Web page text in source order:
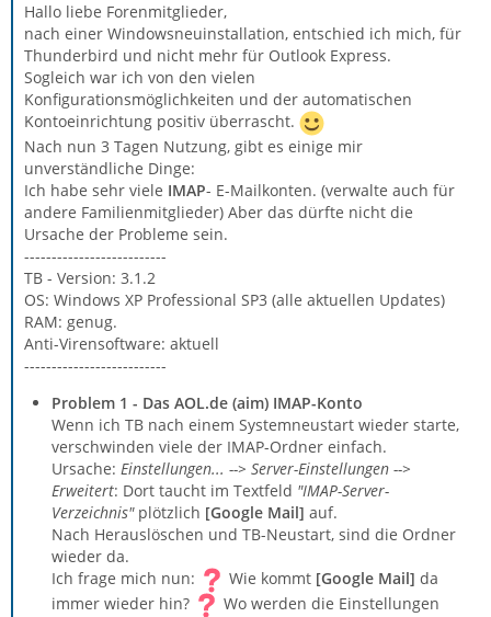
Hallo liebe Forenmitglieder,
nach einer Windowsneuinstallation, entschied ich mich, für
Thunderbird und nicht mehr für Outlook Express.
Sogleich war ich von den vielen
Konfigurationsmöglichkeiten und der automatischen
Kontoeinrichtung positiv überrascht.
Nach nun 3 Tagen Nutzung, gibt es einige mir
unverständliche Dinge:
Ich habe sehr viele IMAP- E-Mailkonten. (verwalte auch für
andere Familienmitglieder) Aber das dürfte nicht die
Ursache der Probleme sein.
--------------------------
TB - Version: 3.1.2
OS: Windows XP Professional SP3 (alle aktuellen Updates)
RAM: genug.
Anti-Virensoftware: aktuell
--------------------------
Problem 1 - Das AOL.de (aim) IMAP-Konto
Wenn ich TB nach einem Systemneustart wieder starte,
verschwinden viele der IMAP-Ordner einfach.
Ursache: Einstellungen... --> Server-Einstellungen -->
Erweitert: Dort taucht im Textfeld "IMAP-Server-
Verzeichnis"plötzlich [Google Mail] auf.
Nach Herauslöschen und TB-Neustart, sind die Ordner
wieder da.
Ich frage mich nun:
Wie kommt [Google Mail] da
immer wieder hin?
Wo werden die Einstellungen